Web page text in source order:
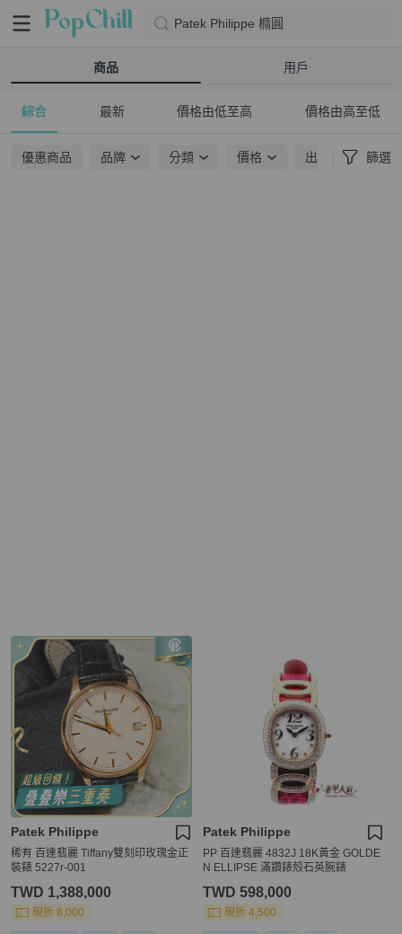
Patek Philippe 橢圓
商品 用戶
綜合 最新 價格由低至高 價格由高至低
優惠商品 品牌 分類 價格 出貨地點 篩選
Patek Philippe
稀有 百達翡麗 Tiffany雙刻印玫瑰金正
裝錶 5227r-001
TWD 1,388,000
現折 8,000
Patek Philippe
PP 百達翡麗 4832J 18K黃金 GOLDE
N ELLIPSE 滿鑽錶殼石英腕錶
TWD 598,000
現折 4,500